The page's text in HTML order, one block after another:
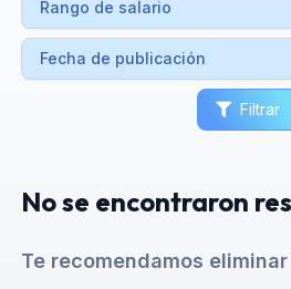
Filtrar
No se encontraron
Te recomendamos